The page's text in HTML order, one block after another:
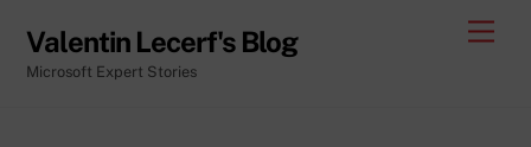
content
Valentin Lecerf's Blog
Microsoft Expert Stories